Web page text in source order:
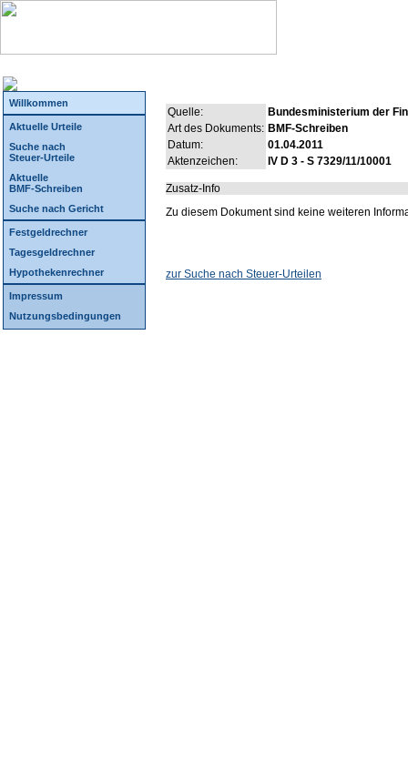
Willkommen
Aktuelle Urteile
Suche nach
Steuer-Urteile
Aktuelle
BMF-Schreiben
Suche nach Gericht
Festgeldrechner
Tagesgeldrechner
Hypothekenrechner
Impressum
Nutzungsbedingungen
Quelle:
Bundesministerium der
Art des Dokuments: BMF-Schreiben
Datum:
01.04.2011
Aktenzeichen:
IV D 3 - S 7329/11/10001
Zusatz-Info
Zu diesem Dokument sind keine weiteren
zur Suche nach Steuer-Urteilen